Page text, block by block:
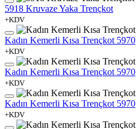
5918 Kruvaze Yaka Trençkot
+KDV
Kadın Kemerli Kısa Trençkot 5970
+KDV
Kadın Kemerli Kısa Trençkot 5970
+KDV
Kadın Kemerli Kısa Trençkot 5970
+KDV